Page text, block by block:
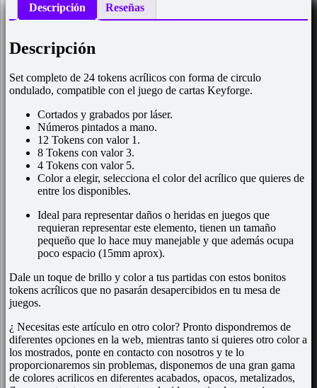
Descripción Reseñas
Descripción
Set completo de 24 tokens acrílicos con forma de circulo
ondulado, compatible con el juego de cartas Keyforge.
Cortados y grabados por láser.
Números pintados a mano.
12 Tokens con valor 1.
8 Tokens con valor 3.
4 Tokens con valor 5.
Color a elegir, selecciona el color del acrílico que quieres de
entre los disponibles.
Ideal para representar daños o heridas en juegos que
requieran representar este elemento, tienen un tamaño
pequeño que lo hace muy manejable y que además ocupa
poco espacio (15mm aprox).
Dale un toque de brillo y color a tus partidas con estos bonitos
tokens acrílicos que no pasarán desapercibidos en tu mesa de
juegos.
¿ Necesitas este artículo en otro color? Pronto dispondremos de
diferentes opciones en la web, mientras tanto si quieres otro color a
los mostrados, ponte en contacto con nosotros y te lo
proporcionaremos sin problemas, disponemos de una gran gama
de colores acrilicos en diferentes acabados, opacos, metalizados,